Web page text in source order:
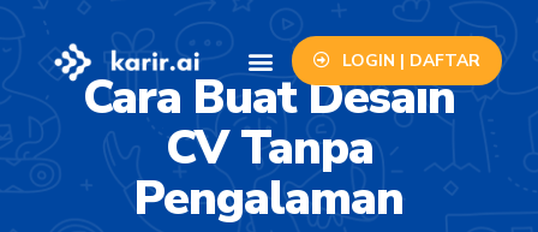
LOGIN | DAFTAR
Cara Buat Desain
CV Tanpa
Pengalaman